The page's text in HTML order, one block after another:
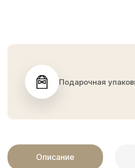
Подарочная
Описание